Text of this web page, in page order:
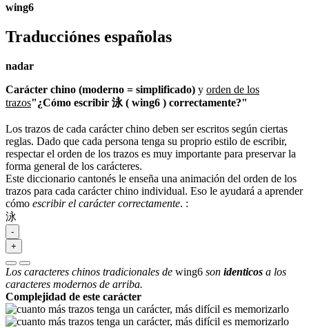
wing6
Traducciónes españolas
nadar
Carácter chino (moderno = simplificado) y orden de los
trazos"¿Cómo escribir 泳 ( wing6 ) correctamente?"
Los trazos de cada carácter chino deben ser escritos según ciertas
reglas. Dado que cada persona tenga su proprio estilo de escribir,
respectar el orden de los trazos es muy importante para preservar la
forma general de los carácteres.
Este diccionario cantonés le enseña una animación del orden de los
trazos para cada carácter chino individual. Eso le ayudará a aprender
cómo escribir el carácter correctamente. :
泳
-
+
Los caracteres chinos tradicionales de wing6 son identicos a los
caracteres modernos de arriba.
Complejidad de este carácter